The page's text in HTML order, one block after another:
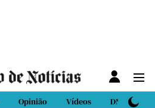
Opinião Vídeos DN Sport